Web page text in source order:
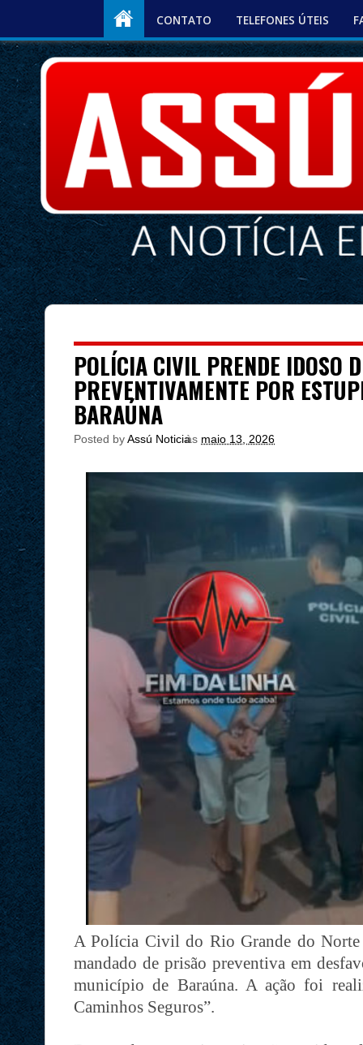
CONTATO TELEFONES ÚTEIS
POLÍCIA CIVIL PRENDE IDOSO
PREVENTIVAMENTE POR
BARAÚNA
Posted byAssú Noticia
às maio 13, 2026
A Polícia Civil do Rio Grande do
mandado de prisão preventiva em
município de Baraúna. A ação foi
Caminhos Seguros”.